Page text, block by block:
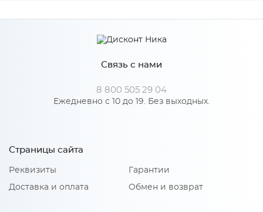
Глубина 16
Сурская мебель
Связь с нами
8 800 505 29 04
Ежедневно с 10 до 19. Без выходных.
Страницы сайта
Реквизиты
Доставка и оплата
Гарантии
Обмен и возврат